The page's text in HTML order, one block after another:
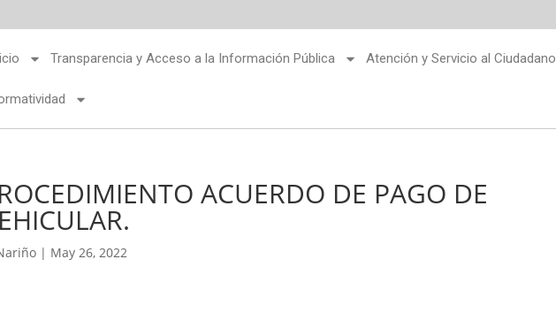
Transparencia y Acceso a la Información Pública Atención y Servicio al Ciudadano
ACUERDO DE PAGO DE
| May 26, 2022